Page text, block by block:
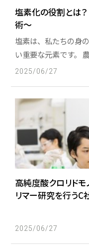
お問い合わせ
サスティナビリティ
このサイトについて
個人情報保護方針
ソーシャルメディアガ
リンク集
受託製造
設備リスト
お知らせ
塩素化の役割とは
術〜
塩素は、私たちの身
い重要な元素です。
2025/06/27
高純度酸クロリドモ
リマー研究を行うC
2025/06/27